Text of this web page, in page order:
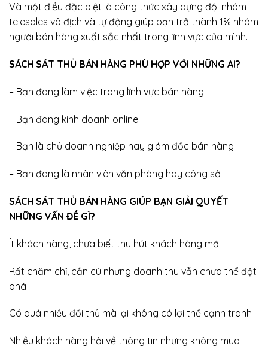
Và một điều đặc biệt là công thức xây dựng đội nhóm
telesales vô địch và tự động giúp bạn trở thành 1% nhóm
người bán hàng xuất sắc nhất trong lĩnh vực của mình.
SÁCH SÁT THỦ BÁN HÀNG PHÙ HỢP VỚI NHỮNG AI?
– Bạn đang làm việc trong lĩnh vực bán hàng
– Bạn đang kinh doanh online
– Bạn là chủ doanh nghiệp hay giám đốc bán hàng
– Bạn đang là nhân viên văn phòng hay công sở
SÁCH SÁT THỦ BÁN HÀNG GIÚP BẠN GIẢI QUYẾT
NHỮNG VẤN ĐỀ GÌ?
Ít khách hàng, chưa biết thu hút khách hàng mới
Rất chăm chỉ, cần cù nhưng doanh thu vẫn chưa thể đột
phá
Có quá nhiều đối thủ mà lại không có lợi thế cạnh tranh
Nhiều khách hàng hỏi về thông tin nhưng không mua